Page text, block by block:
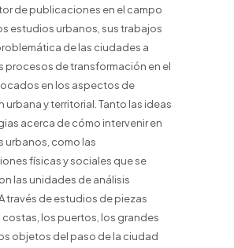
de publicaciones en el campo
estudios urbanos, sus trabajos
de las ciudades a
procesos de transformación en el
en los aspectos de
y territorial. Tanto las ideas
acerca de cómo intervenir en
urbanos, como las
físicas y sociales que se
las unidades de análisis
través de estudios de piezas
costas, los puertos, los grandes
objetos del paso de la ciudad